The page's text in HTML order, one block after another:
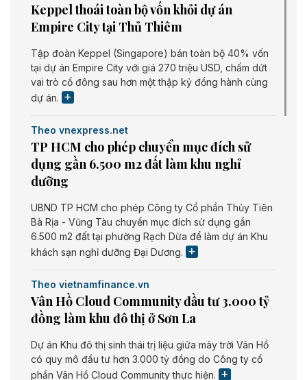
Keppel thoái toàn bộ vốn khỏi dự án
Empire City tại Thủ Thiêm
Tập đoàn Keppel (Singapore) bán toàn bộ 40% vốn
tại dự án Empire City với giá 270 triệu USD, chấm dứt
vai trò cổ đông sau hơn một thập kỷ đồng hành cùng
dự án.
Theo vnexpress.net
TP HCM cho phép chuyển mục đích sử
dụng gần 6.500 m2 đất làm khu nghỉ
dưỡng
UBND TP HCM cho phép Công ty Cổ phần Thủy Tiên
Bà Rịa - Vũng Tàu chuyển mục đích sử dụng gần
6.500 m2 đất tại phường Rạch Dừa để làm dự án Khu
khách sạn nghỉ dưỡng Đại Dương.
Theo vietnamfinance.vn
Vân Hồ Cloud Community đầu tư 3.000 tỷ
đồng làm khu đô thị ở Sơn La
Dự án Khu đô thị sinh thái trị liệu giữa mây trời Vân Hồ
có quy mô đầu tư hơn 3.000 tỷ đồng do Công ty cổ
phần Vân Hồ Cloud Community thực hiện.